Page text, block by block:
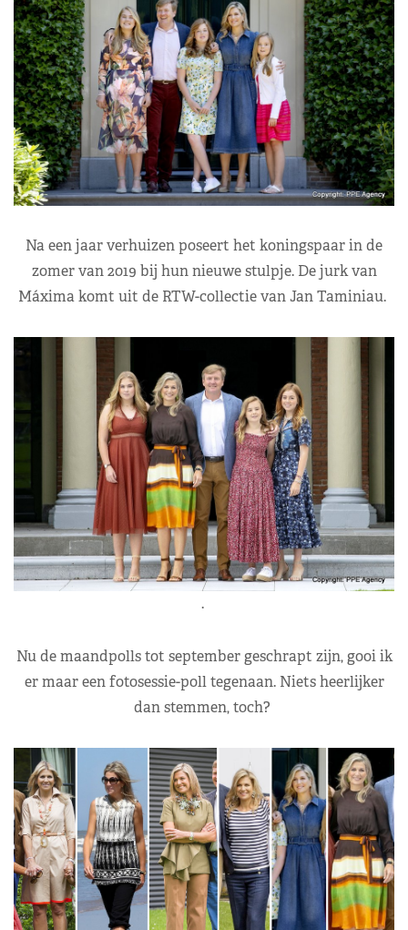
Na een jaar verhuizen poseert het koningspaar in de
zomer van 2019 bij hun nieuwe stulpje. De jurk van
Máxima komt uit de RTW-collectie van Jan Taminiau.
.
Nu de maandpolls tot september geschrapt zijn, gooi ik
er maar een fotosessie-poll tegenaan. Niets heerlijker
dan stemmen, toch?